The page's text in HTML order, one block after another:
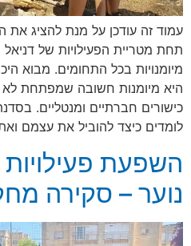
תחת מטריית הפעילויות של
מיומנויות בכל התחומים. מבוא
היא מיומנות חשובה שמפתחת לא
כישורים חברתיים ומנטליים.
לומדים כיצד להוביל את עצמם
השפעת
נוער – סקירה